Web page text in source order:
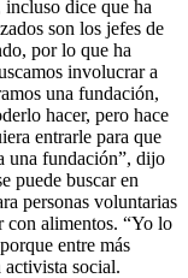
incluso dice que ha
son los jefes de
por lo que ha
involucrar a
una fundación,
hacer, pero hace
entrarle para que
una fundación”, dijo
puede buscar en
personas voluntarias
con alimentos. “Yo lo
entre más
activista social.